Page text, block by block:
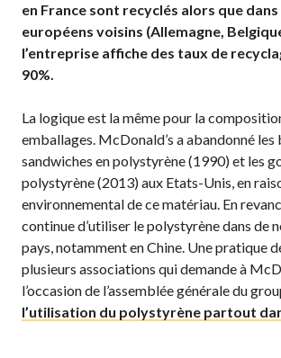
en France sont recyclés alors que
européens voisins (Allemagne,
l’entreprise affiche des taux de
90%.
La logique est la même pour la
emballages. McDonald’s a abandonné les
sandwiches en polystyrène (1990) et les
polystyrène (2013) aux Etats-Unis, en
environnemental de ce matériau. En
continue d’utiliser le polystyrène dans de
pays, notamment en Chine. Une pratique
plusieurs associations qui demande à
l’occasion de l’assemblée générale du
l’utilisation du polystyrène partout